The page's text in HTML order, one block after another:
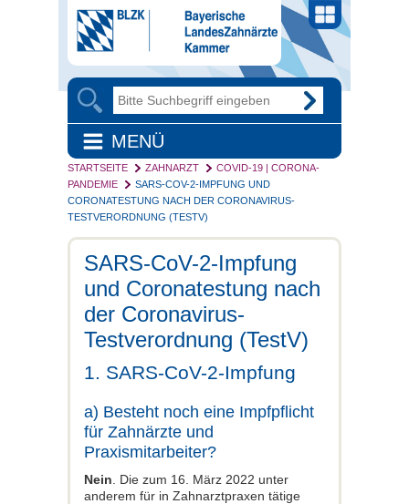
MENÜ
STARTSEITE ZAHNARZT
COVID-19 | CORONA-
PANDEMIE
SARS-COV-2-IMPFUNG UND
CORONATESTUNG NACH DER CORONAVIRUS-
TESTVERORDNUNG (TESTV)
SARS-CoV-2-Impfung
und Coronatestung nach
der Coronavirus-
Testverordnung (TestV)
1. SARS-CoV-2-Impfung
a) Besteht noch eine Impfpflicht
für Zahnärzte und
Praxismitarbeiter?
Nein . Die zum 16. März 2022 unter
anderem für in Zahnarztpraxen tätige